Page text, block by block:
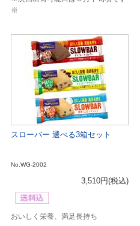
※
スローバー 選べる3箱セット
No.WG-2002
3,510円(税込)
おいしく栄養、満足長持ち